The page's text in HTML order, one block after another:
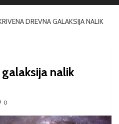
DREVNA GALAKSIJA NALIK
nalik
0